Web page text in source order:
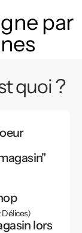
par
quoi ?
Délices)
lors